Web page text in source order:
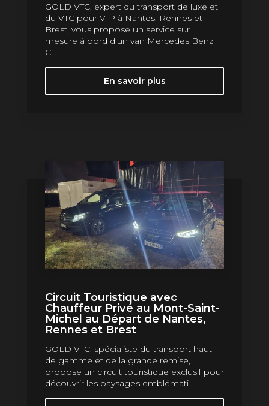
GOLD VTC, expert du transport de luxe et
du VTC pour VIP à Nantes, Rennes et
Brest, vous propose un service sur
mesure à bord d’un van Mercedes Benz
C...
En savoir plus
Circuit Touristique avec
Chauffeur Privé au Mont-Saint-
Michel au Départ de Nantes,
Rennes et Brest
GOLD VTC, spécialiste du transport haut
de gamme et de la grande remise,
propose un circuit touristique exclusif pour
découvrir les paysages emblémati...